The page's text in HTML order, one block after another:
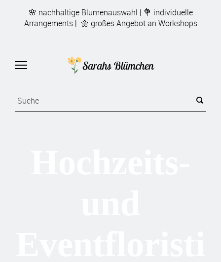
🌸 nachhaltige Blumenauswahl | 💐 individuelle
Arrangements | 🌼 großes Angebot an Workshops